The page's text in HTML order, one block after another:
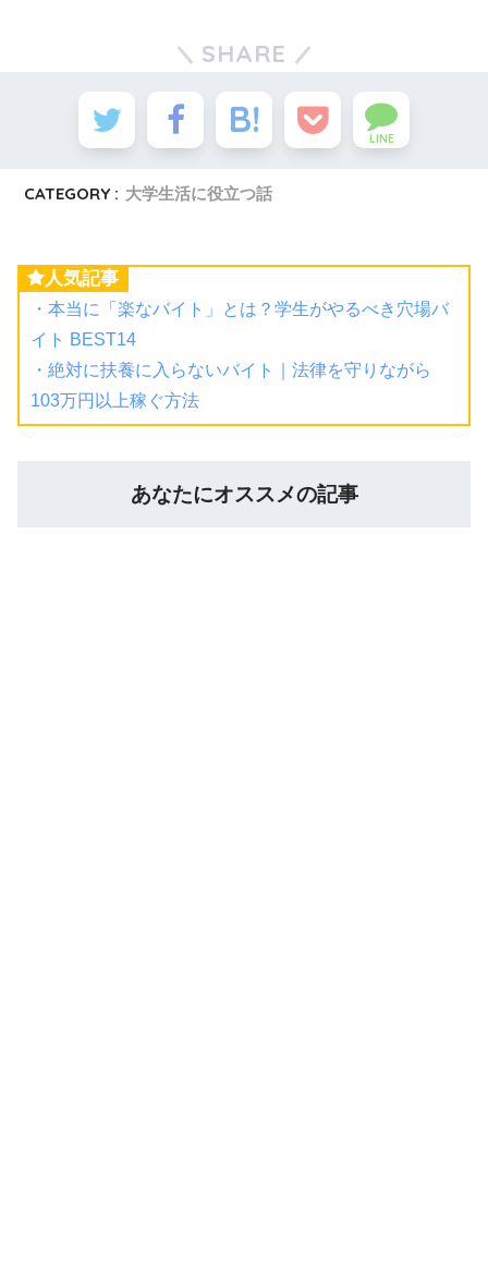
SHARE
LINE
CATEGORY : 大学生活に役立つ話
人気記事
・本当に「楽なバイト」とは？学生がやるべき穴場バ
イト BEST14
・絶対に扶養に入らないバイト｜法律を守りながら
103万円以上稼ぐ方法
あなたにオススメの記事